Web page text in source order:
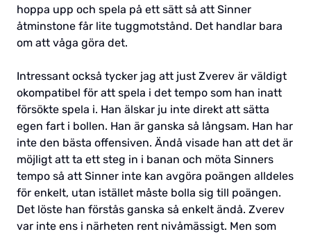
hoppa upp och spela på ett sätt så att Sinner
åtminstone får lite tuggmotstånd. Det handlar bara
om att våga göra det.
Intressant också tycker jag att just Zverev är väldigt
okompatibel för att spela i det tempo som han inatt
försökte spela i. Han älskar ju inte direkt att sätta
egen fart i bollen. Han är ganska så långsam. Han har
inte den bästa offensiven. Ändå visade han att det är
möjligt att ta ett steg in i banan och möta Sinners
tempo så att Sinner inte kan avgöra poängen alldeles
för enkelt, utan istället måste bolla sig till poängen.
Det löste han förstås ganska så enkelt ändå. Zverev
var inte ens i närheten rent nivåmässigt. Men som